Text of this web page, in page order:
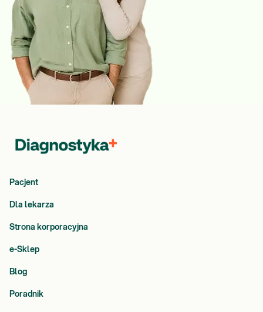
Pacjent
Dla lekarza
Strona korporacyjna
e-Sklep
Blog
Poradnik